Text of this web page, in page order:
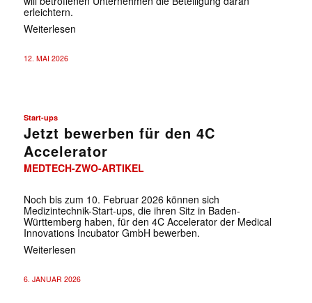
erleichtern.
Weiterlesen
12. MAI 2026
Start-ups
Jetzt bewerben für den 4C
Accelerator
MEDTECH-ZWO-ARTIKEL
Noch bis zum 10. Februar 2026 können sich
Medizintechnik-Start-ups, die ihren Sitz in Baden-
Württemberg haben, für den 4C Accelerator der Medical
Innovations Incubator GmbH bewerben.
Weiterlesen
6. JANUAR 2026